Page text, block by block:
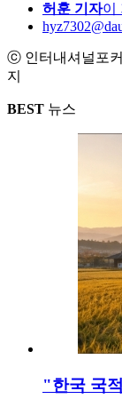
허훈 기자이
ⓒ 인터내셔널포커
지
BEST 뉴스
"한국 국